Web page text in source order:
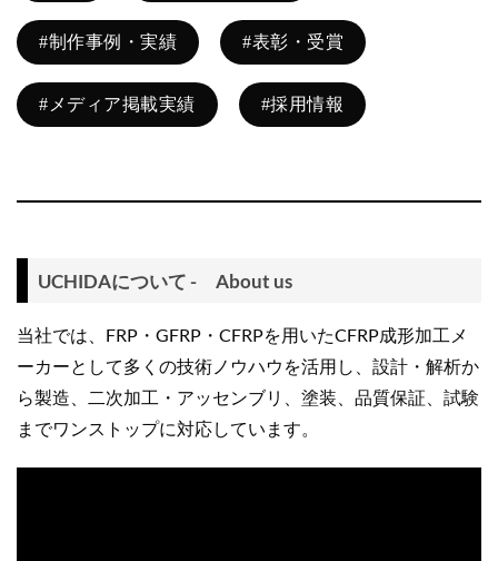
#制作事例・実績 #表彰・受賞
#メディア掲載実績 #採用情報
UCHIDAについて - About us
当社では、FRP・GFRP・CFRPを用いたCFRP成形加工メ
ーカーとして多くの技術ノウハウを活用し、設計・解析か
ら製造、二次加工・アッセンブリ、塗装、品質保証、試験
までワンストップに対応しています。